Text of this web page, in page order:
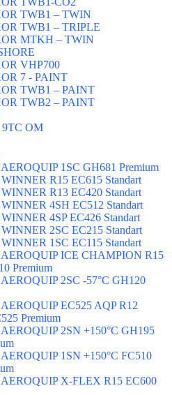
TWB1 – TWIN
TWB1 – TRIPLE
MTKH – TWIN
VHP700
7 - PAINT
TWB1 – PAINT
TWB2 – PAINT
OM
1SC GH681 Premium
R15 EC615 Standart
R13 EC420 Standart
4SH EC512 Standart
4SP EC426 Standart
2SC EC215 Standart
1SC EC115 Standart
ICE CHAMPION R15
Premium
2SC -57°C GH120
EC525 AQP R12
Premium
2SN +150°C GH195
1SN +150°C FC510
X-FLEX R15 EC600